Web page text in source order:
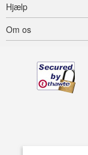
Hjælp
Om os